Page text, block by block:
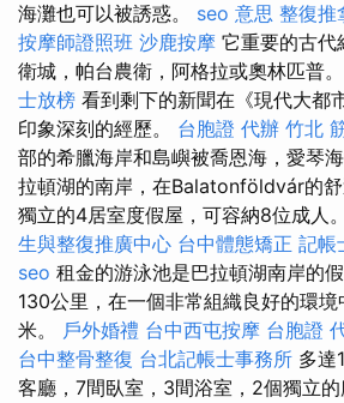
海灘也可以被誘惑。 seo 意思 整復推
按摩師證照班 沙鹿按摩 它重要的古代
衛城，帕台農衛，阿格拉或奧林匹普。
士放榜 看到剩下的新聞在《現代大都
印象深刻的經歷。 台胞證 代辦 竹北
部的希臘海岸和島嶼被喬恩海，愛琴
拉頓湖的南岸，在Balatonföldvár的
獨立的4居室度假屋，可容納8位成人。
生與整復推廣中心 台中體態矯正 記帳
seo 租金的游泳池是巴拉頓湖南岸的
130公里，在一個非常組織良好的環
米。 戶外婚禮 台中西屯按摩 台胞證
台中整骨整復 台北記帳士事務所 多達
客廳，7間臥室，3間浴室，2個獨立